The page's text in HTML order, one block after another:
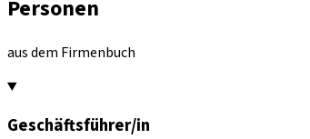
Personen
aus dem Firmenbuch
Geschäftsführer/in